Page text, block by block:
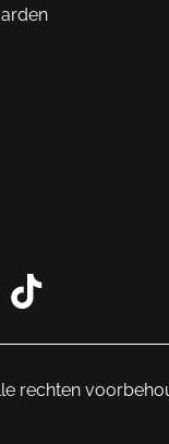
Tiktok
rechten